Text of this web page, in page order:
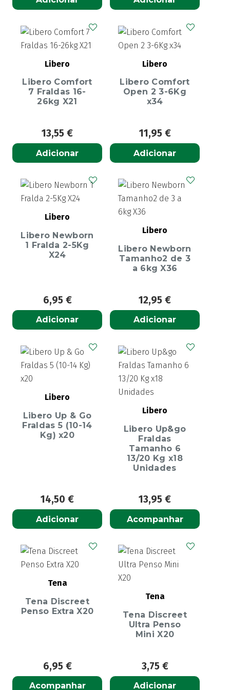
Libero
Libero Comfort
7 Fraldas 16-
26kg X21
13,55 €
Adicionar
Libero
Libero Comfort
Open 2 3-6Kg
x34
11,95 €
Adicionar
Libero
Libero Newborn
1 Fralda 2-5Kg
X24
6,95 €
Adicionar
Libero
Libero Newborn
Tamanho2 de 3
a 6kg X36
12,95 €
Adicionar
Libero
Libero Up & Go
Fraldas 5 (10-14
Kg) x20
14,50 €
Adicionar
Libero
Libero Up&go
Fraldas
Tamanho 6
13/20 Kg x18
Unidades
13,95 €
Acompanhar
Tena
Tena Discreet
Penso Extra X20
6,95 €
Acompanhar
Tena
Tena Discreet
Ultra Penso
Mini X20
3,75 €
Adicionar